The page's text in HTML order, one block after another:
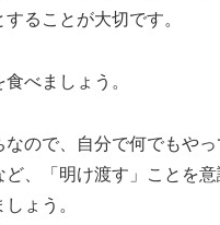
ることが大切です。
べましょう。
なので、自分で何でもやっ
ど、「明け渡す」ことを
ょう。